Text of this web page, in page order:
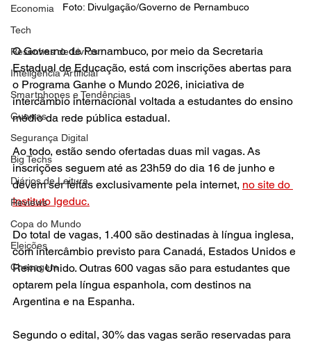
Economia
Tech
Resenhas de Livros
Inteligência Artificial
Smartphones e Tendências
Guerras
Segurança Digital
Big Techs
Diários de Leitura
Reviews
Copa do Mundo
Eleições
Checagem
Foto: Divulgação/Governo de Pernambuco
O Governo de Pernambuco, por meio da Secretaria
Estadual de Educação, está com inscrições abertas para
o Programa Ganhe o Mundo 2026, iniciativa de
intercâmbio internacional voltada a estudantes do ensino
médio da rede pública estadual.
Ao todo, estão sendo ofertadas duas mil vagas. As
inscrições seguem até as 23h59 do dia 16 de junho e
devem ser feitas exclusivamente pela internet, no site do
Instituto Igeduc.
Do total de vagas, 1.400 são destinadas à língua inglesa,
com intercâmbio previsto para Canadá, Estados Unidos e
Reino Unido. Outras 600 vagas são para estudantes que
optarem pela língua espanhola, com destinos na
Argentina e na Espanha.
Segundo o edital, 30% das vagas serão reservadas para